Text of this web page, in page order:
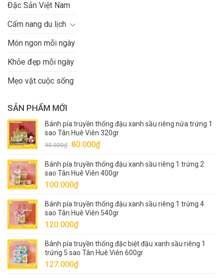
Đặc Sản Việt Nam
Cẩm nang du lịch
Món ngon mỗi ngày
Khỏe đẹp mỗi ngày
Mẹo vặt cuộc sống
SẢN PHẨM MỚI
Bánh pía truyền thống đậu xanh sầu riêng nửa trứng 1
sao Tân Huê Viên 320gr
90.000₫
Giá
là:
90.000₫.
80.000₫Giá
tại
là:
Bánh pía truyền thống đậu xanh sầu riêng 1 trứng 2
sao Tân Huê Viên 400gr
100.000₫
Bánh pía truyền thống đậu xanh sầu riêng 1 trứng 4
sao Tân Huê Viên 540gr
120.000₫
Bánh pía truyền thống đặc biệt đậu xanh sầu riêng 1
trứng 5 sao Tân Huê Viên 600gr
127.000₫